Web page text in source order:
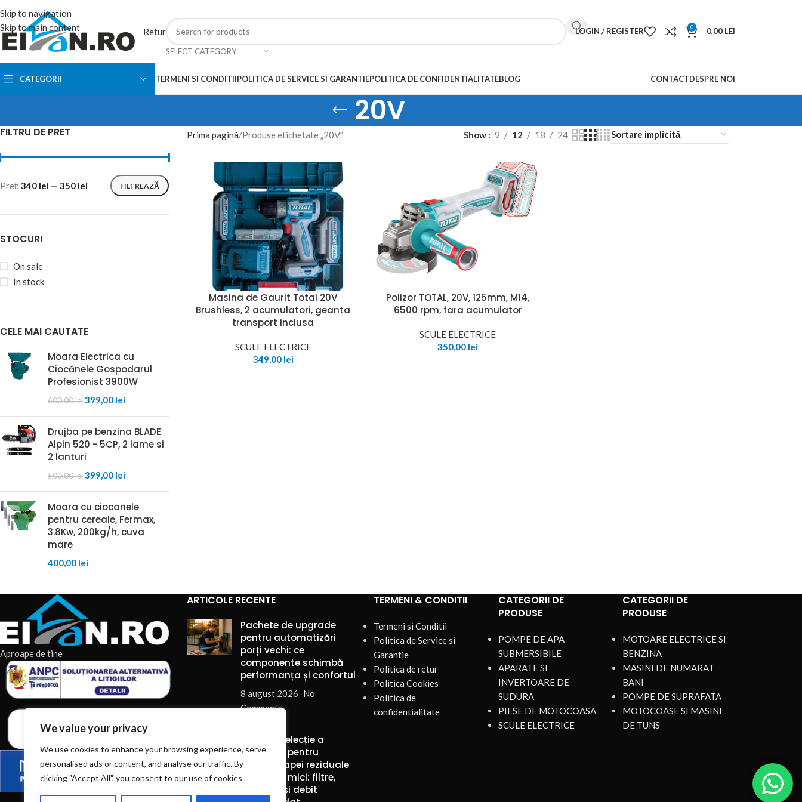
We value your privacy
We use cookies to enhance your browsing experience, serve
personalised ads or content, and analyse our traffic. By
clicking "Accept All", you consent to our use of cookies.
Skip to navigation
Skip to main content
Retur
SELECT CATEGORY
LOGIN / REGISTER 0 0,00 LEI
CATEGORII TERMENI SI CONDITIIPOLITICA DE SERVICE SI GARANTIEPOLITICA DE CONFIDENTIALITATEBLOG CONTACTDESPRE NOI
20V
FILTRU DE PRET
FILTREAZĂ
Preț: 340 lei — 350 lei
STOCURI
On sale
In stock
CELE MAI CAUTATE
Moara Electrica cu
Ciocănele Gospodarul
Profesionist 3900W
600,00lei399,00 lei
Drujba pe benzina BLADE
Alpin 520 - 5CP, 2 lame si
2 lanturi
500,00lei399,00 lei
Moara cu ciocanele
pentru cereale, Fermax,
3.8Kw, 200kg/h, cuva
mare
400,00 lei
Prima pagină Produse etichetate „20V” Show 9 12 18 24
Masina de Gaurit Total 20V
Brushless, 2 acumulatori, geanta
transport inclusa
SCULE ELECTRICE
349,00 lei
Polizor TOTAL, 20V, 125mm, M14,
6500 rpm, fara acumulator
SCULE ELECTRICE
350,00 lei
Aproape de tine
ARTICOLE RECENTE
Pachete de upgrade
pentru automatizări
porți vechi: ce
componente schimbă
performanța și confortul
8 august 2026 No
Comments
Ghid de selecție a
pompelor pentru
tratarea apei reziduale
din ferme mici: filtre,
material și debit
TERMENI & CONDITII
Termeni si Conditii
Politica de Service si
Garantie
Politica de retur
Politica Cookies
Politica de
confidentialitate
CATEGORII DE
PRODUSE
POMPE DE APA
SUBMERSIBILE
APARATE SI
INVERTOARE DE
SUDURA
PIESE DE MOTOCOASA
SCULE ELECTRICE
CATEGORII DE
PRODUSE
MOTOARE ELECTRICE SI
BENZINA
MASINI DE NUMARAT
BANI
POMPE DE SUPRAFATA
MOTOCOASE SI MASINI
DE TUNS